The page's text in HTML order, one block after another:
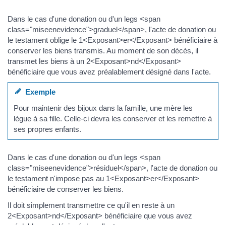
Dans le cas d'une donation ou d'un legs <span
class="miseenevidence">graduel</span>, l'acte de donation ou
le testament oblige le 1<Exposant>er</Exposant> bénéficiaire à
conserver les biens transmis. Au moment de son décès, il
transmet les biens à un 2<Exposant>nd</Exposant>
bénéficiaire que vous avez préalablement désigné dans l'acte.
Exemple
Pour maintenir des bijoux dans la famille, une mère les
lègue à sa fille. Celle-ci devra les conserver et les remettre à
ses propres enfants.
Dans le cas d'une donation ou d'un legs <span
class="miseenevidence">résiduel</span>, l'acte de donation ou
le testament n'impose pas au 1<Exposant>er</Exposant>
bénéficiaire de conserver les biens.
Il doit simplement transmettre ce qu'il en reste à un
2<Exposant>nd</Exposant> bénéficiaire que vous avez